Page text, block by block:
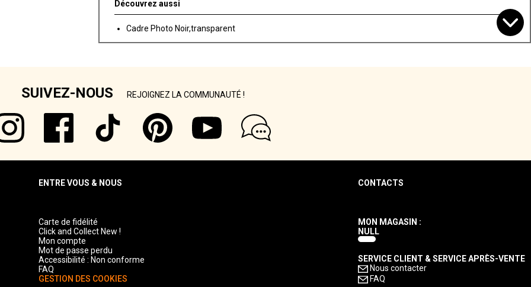
Découvrez aussi
Cadre Photo Noir,transparent
SUIVEZ-NOUS REJOIGNEZ LA COMMUNAUTÉ !
ENTRE VOUS & NOUS
Carte de fidélité
Click and Collect New !
Mon compte
Mot de passe perdu
Accessibilité : Non conforme
FAQ
GESTION DES COOKIES
CONTACTS
MON MAGASIN :
NULL
SERVICE CLIENT & SERVICE APRÈS-VENTE
Nous contacter
FAQ